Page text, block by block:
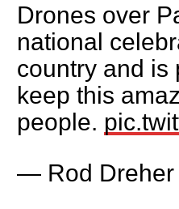
Drones over
national
country and is
keep this
people.
— Rod Dreher